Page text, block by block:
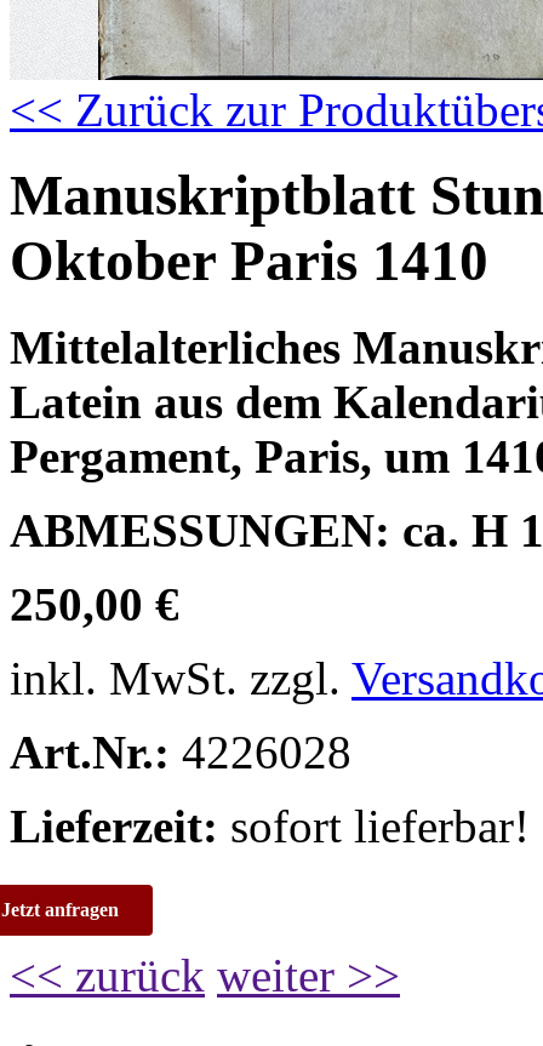
<< Zurück zur
Manuskriptblatt
Oktober Paris 1410
Mittelalterliches
Latein aus dem
Pergament, Paris, um
ABMESSUNGEN: ca. H
250,00 €
inkl. MwSt. zzgl.
Art.Nr.: 4226028
Lieferzeit: sofort lieferbar!
Jetzt anfragen
<< zurück weiter >>